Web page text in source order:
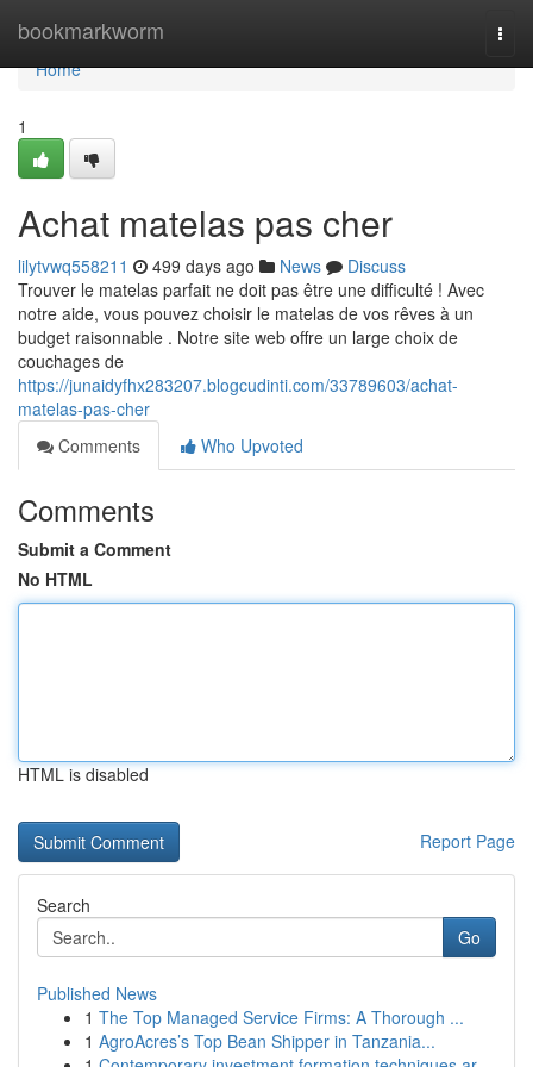
bookmarkworm
Home
Home
1
Achat matelas pas cher
lilytvwq558211 499 days ago News
Discuss
Trouver le matelas parfait ne doit pas être une difficulté ! Avec
notre aide, vous pouvez choisir le matelas de vos rêves à un
budget raisonnable . Notre site web offre un large choix de
couchages de
https://junaidyfhx283207.blogcudinti.com/33789603/achat-
matelas-pas-cher
Comments
Who Upvoted
Comments
Submit a Comment
No HTML
HTML is disabled
Report Page
Search
Go
Published News
1 The Top Managed Service Firms: A Thorough ...
1 AgroAcres’s Top Bean Shipper in Tanzania...